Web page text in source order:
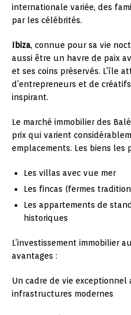
internationale variée, des
par les célébrités.
Ibiza, connue pour sa vie
aussi être un havre de paix
et ses coins préservés. L’île
d’entrepreneurs et de
inspirant.
Le marché immobilier des
prix qui varient
emplacements. Les biens les
Les villas avec vue mer
Les fincas (fermes
Les appartements de
historiques
L’investissement immobilier
avantages :
Un cadre de vie
infrastructures modernes